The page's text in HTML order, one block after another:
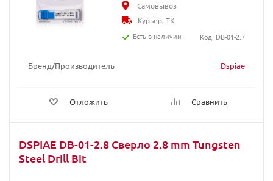
Бренд/Производитель Dspiae
Отложить Сравнить
Самовывоз
Курьер, ТК
Есть в наличии
Код: DB-01-2.7
DSPIAE DB-01-2.8 Сверло 2.8 mm Tungsten
Steel Drill Bit